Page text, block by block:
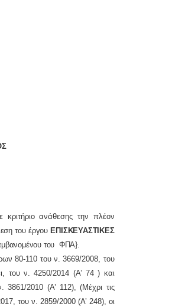
κριτήριο ανάθεσης την πλέον
του έργου ΕΠΙΣΚΕΥΑΣΤΙΚΕΣ
του ΦΠΑ}.
80-110 του ν. 3669/2008, του
του ν. 4250/2014 (Α’ 74 ) και
3861/2010 (Α’ 112), (Μέχρι τις
του ν. 2859/2000 (Α’ 248), οι